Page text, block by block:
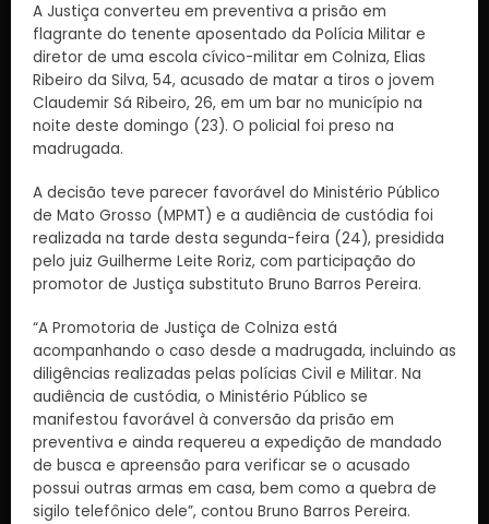
A Justiça converteu em preventiva a prisão em
flagrante do tenente aposentado da Polícia Militar e
diretor de uma escola cívico-militar em Colniza, Elias
Ribeiro da Silva, 54, acusado de matar a tiros o jovem
Claudemir Sá Ribeiro, 26, em um bar no município na
noite deste domingo (23). O policial foi preso na
madrugada.
A decisão teve parecer favorável do Ministério Público
de Mato Grosso (MPMT) e a audiência de custódia foi
realizada na tarde desta segunda-feira (24), presidida
pelo juiz Guilherme Leite Roriz, com participação do
promotor de Justiça substituto Bruno Barros Pereira.
“A Promotoria de Justiça de Colniza está
acompanhando o caso desde a madrugada, incluindo as
diligências realizadas pelas polícias Civil e Militar. Na
audiência de custódia, o Ministério Público se
manifestou favorável à conversão da prisão em
preventiva e ainda requereu a expedição de mandado
de busca e apreensão para verificar se o acusado
possui outras armas em casa, bem como a quebra de
sigilo telefônico dele”, contou Bruno Barros Pereira.